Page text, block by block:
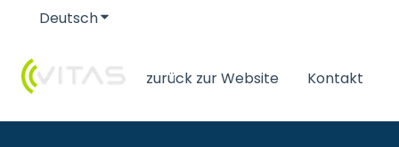
DeutschUntermenü für Übersetzungen anzeigen
zurück zur Website Kontakt